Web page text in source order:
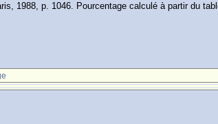
1988, p. 1046. Pourcentage calculé à partir du